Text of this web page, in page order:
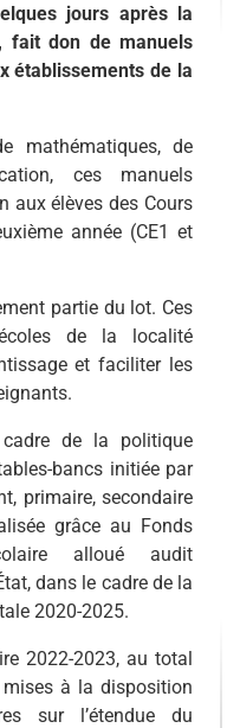
jours après la
fait don de manuels
établissements de la
mathématiques, de
ces manuels
aux élèves des Cours
année (CE1 et
partie du lot. Ces
de la localité
et faciliter les
de la politique
bancs initiée par
primaire, secondaire
grâce au Fonds
alloué audit
dans le cadre de la
2020-2025.
2022-2023, au total
à la disposition
sur l’étendue du